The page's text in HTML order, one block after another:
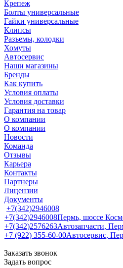
Крепеж
Болты универсальные
Гайки универсальные
Клипсы
Разъемы, колодки
Хомуты
Автосервис
Наши магазины
Бренды
Как купить
Условия оплаты
Условия доставки
Гарантия на товар
О компании
О компании
Новости
Команда
Отзывы
Карьера
Контакты
Партнеры
Лицензии
Документы
+7(342)2946008
+7(342)2946008Пермь, шоссе
+7(342)2576263Автозапчасти,
+7 (922) 355-60-00Автосервис,
Заказать звонок
Задать вопрос